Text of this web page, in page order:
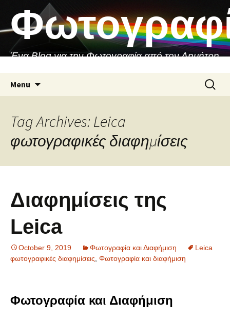
content
Ένα Blog για την Φωτογραφία από τον Δημήτρη
Menu
Search
for:
Tag Archives: Leica
φωτογραφικές διαφημίσεις
Διαφημίσεις της
Leica
October 9, 2019 Φωτογραφία και Διαφήμιση
Leica
φωτογραφικές διαφημίσεις Φωτογραφία και διαφήμιση
Φωτογραφία και Διαφήμιση